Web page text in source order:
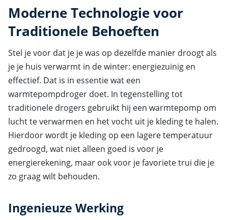
Moderne Technologie voor
Traditionele Behoeften
Stel je voor dat je je was op dezelfde manier droogt als
je je huis verwarmt in de winter: energiezuinig en
effectief. Dat is in essentie wat een
warmtepompdroger doet. In tegenstelling tot
traditionele drogers gebruikt hij een warmtepomp om
lucht te verwarmen en het vocht uit je kleding te halen.
Hierdoor wordt je kleding op een lagere temperatuur
gedroogd, wat niet alleen goed is voor je
energierekening, maar ook voor je favoriete trui die je
zo graag wilt behouden.
Ingenieuze Werking